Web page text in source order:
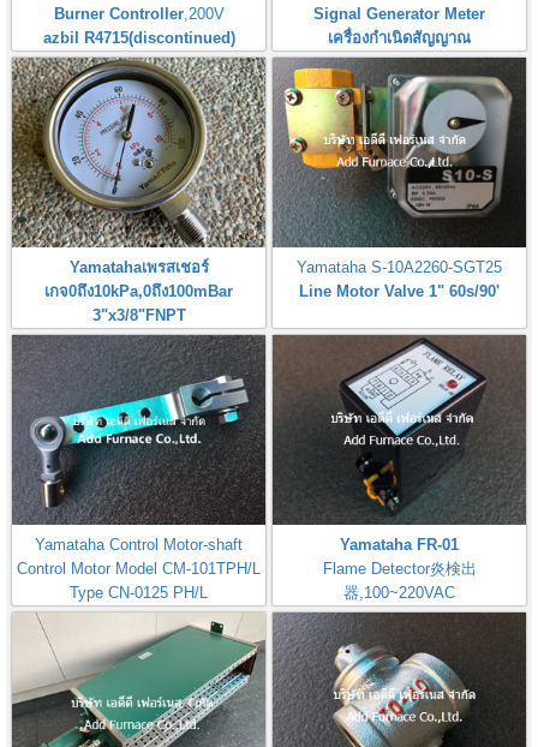
Burner Controller,200V
azbil R4715(discontinued)
Signal Generator Meter
เครื่องกำเนิดสัญญาณ
Yamatahaเพรสเชอร์
เกจ0ถึง10kPa,0ถึง100mBar
3"x3/8"FNPT
Pressure Gauge 0-10kPa,0-
100mBar
Yamataha S-10A2260-SGT25
Line Motor Valve 1" 60s/90'
Yamataha Control Motor-shaft
Control Motor Model CM-101TPH/L
Type CN-0125 PH/L
MODEL-CM-101TPH/L-B7I
Yamataha FR-01
Flame Detector炎検出
器,100~220VAC
Check: Flame Rod